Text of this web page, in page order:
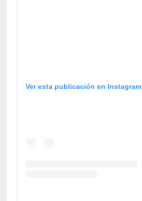
Ver esta publicación en Instagram